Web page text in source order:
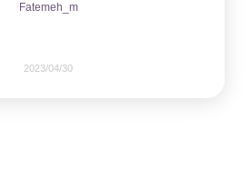
Fatemeh_m
2023/04/30